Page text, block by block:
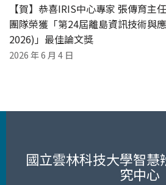
【賀】恭喜IRIS中心專家 張傳育主
團隊榮獲「第24屆離島資訊技術與
2026)」最佳論文獎
2026 年 6 月 4 日
國立雲林科技大學智慧
究中心